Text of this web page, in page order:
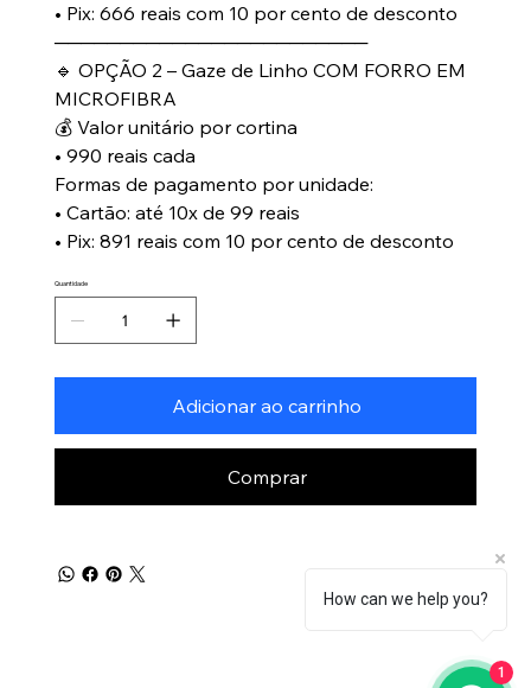
• Pix: 666 reais com 10 por cento de desconto
────────────────────────
🔹 OPÇÃO 2 – Gaze de Linho COM FORRO EM
MICROFIBRA
💰 Valor unitário por cortina
• 990 reais cada
Formas de pagamento por unidade:
• Cartão: até 10x de 99 reais
• Pix: 891 reais com 10 por cento de desconto
Quantidade
Adicionar ao carrinho
Comprar
How can we help you?
1